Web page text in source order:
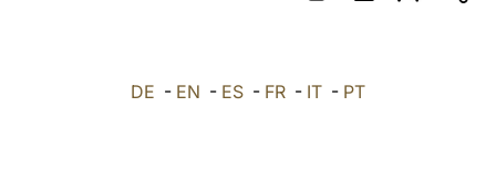
DE - EN - ES - FR - IT - PT